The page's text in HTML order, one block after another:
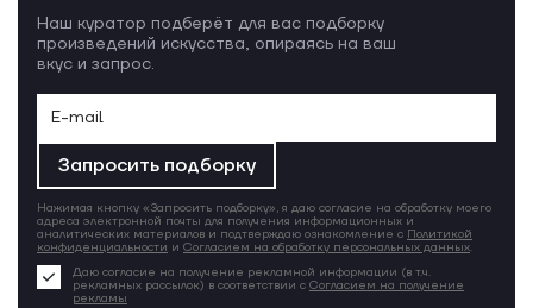
Наш куратор подберёт для вас подборку
произведений искусства, опираясь на ваш
вкус и запрос.
Запросить подборку
Нажимая кнопку «Запросить подборку», я даю согласие на обработку моего
адреса электронной почты для получения информационных и
аналитических материалов и подтверждаю ознакомление с Политикой
конфиденциальности и Согласием на обработку персональных данных.
Даю согласие на получение рекламной информации (в т.ч.
рекламных рассылок) в соответствии с Согласием на получение
рекламы